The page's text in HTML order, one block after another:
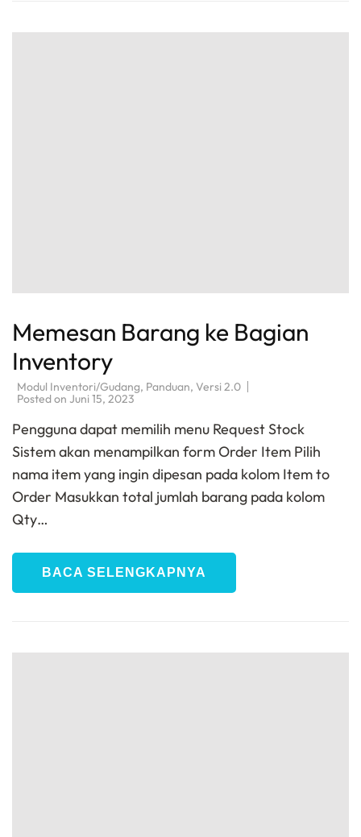
Memesan Barang ke Bagian
Inventory
Modul Inventori/Gudang, Panduan, Versi 2.0
Posted on Juni 15, 2023
Pengguna dapat memilih menu Request Stock
Sistem akan menampilkan form Order Item Pilih
nama item yang ingin dipesan pada kolom Item to
Order Masukkan total jumlah barang pada kolom
Qty…
BACA SELENGKAPNYA